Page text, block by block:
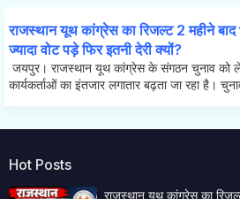
राजस्थान यूथ कांग्रेस का रिजल्ट 2 महीने
ज्यादा वोट पड़े फिर इतनी देरी क्यों?
जयपुर। राजस्थान यूथ कांग्रेस के संगठन चुनाव को
कार्यकर्ताओं का इंतजार लगातार बढ़ता जा रहा है।
Hot Posts
राजस्थान यूथ कांग्रेस का